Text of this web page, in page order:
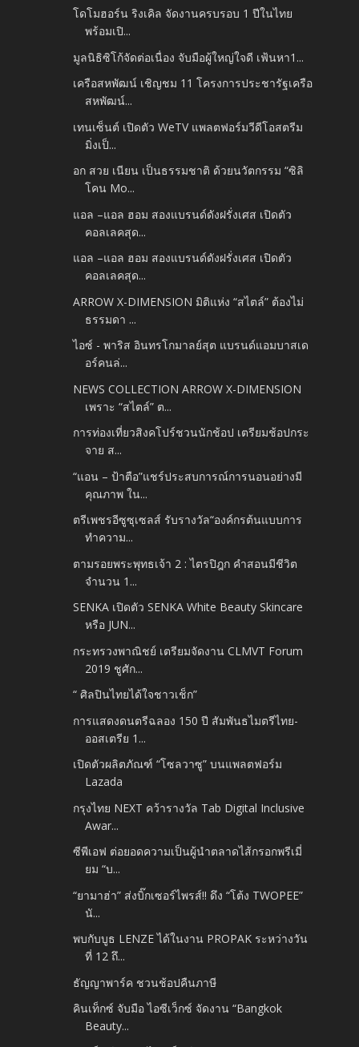
โดโมฮอร์น ริงเคิล จัดงานครบรอบ 1 ปีในไทย
พร้อมเปิ...
มูลนิธิซิโก้จัดต่อเนื่อง จับมือผู้ใหญ่ใจดี เฟ้นหา1...
เครือสหพัฒน์ เชิญชม 11 โครงการประชารัฐเครือ
สหพัฒน์...
เทนเซ็นต์ เปิดตัว WeTV แพลตฟอร์มวีดีโอสตรีม
มิ่งเป็...
อก สวย เนียน เป็นธรรมชาติ ด้วยนวัตกรรม “ซิลิ
โคน Mo...
แอล –แอล ฮอม สองแบรนด์ดังฝรั่งเศส เปิดตัว
คอลเลคสุด...
แอล –แอล ฮอม สองแบรนด์ดังฝรั่งเศส เปิดตัว
คอลเลคสุด...
ARROW X-DIMENSION มิติแห่ง “สไตล์” ต้องไม่
ธรรมดา ...
ไอซ์ - พาริส อินทรโกมาลย์สุต แบรนด์แอมบาสเด
อร์คนล่...
NEWS COLLECTION ARROW X-DIMENSION
เพราะ “สไตล์” ต...
การท่องเที่ยวสิงคโปร์ชวนนักช้อป เตรียมช้อปกระ
จาย ส...
“แอน – ป้าตือ”แชร์ประสบการณ์การนอนอย่างมี
คุณภาพ ใน...
ตรีเพชรอีซูซุเซลส์ รับรางวัล“องค์กรต้นแบบการ
ทำความ...
ตามรอยพระพุทธเจ้า 2 : ไตรปิฎก คำสอนมีชีวิต
จำนวน 1...
SENKA เปิดตัว SENKA White Beauty Skincare
หรือ JUN...
กระทรวงพาณิชย์ เตรียมจัดงาน CLMVT Forum
2019 ชูศัก...
“ ศิลปินไทยได้ใจชาวเช็ก”
การแสดงดนตรีฉลอง 150 ปี สัมพันธไมตรีไทย-
ออสเตรีย 1...
เปิดตัวผลิตภัณฑ์ “โซลวาซู” บนแพลตฟอร์ม
Lazada
กรุงไทย NEXT คว้ารางวัล Tab Digital Inclusive
Awar...
ซีพีเอฟ ต่อยอดความเป็นผู้นำตลาดไส้กรอกพรีเมี่
ยม “บ...
“ยามาฮ่า” ส่งบิ๊กเซอร์ไพรส์!! ดึง “โต้ง TWOPEE”
นั...
พบกับบูธ LENZE ได้ในงาน PROPAK ระหว่างวัน
ที่ 12 ถึ...
ธัญญาพาร์ค ชวนช้อปคืนภาษี
คินเท็กซ์ จับมือ ไอซีเว็กซ์ จัดงาน “Bangkok
Beauty...